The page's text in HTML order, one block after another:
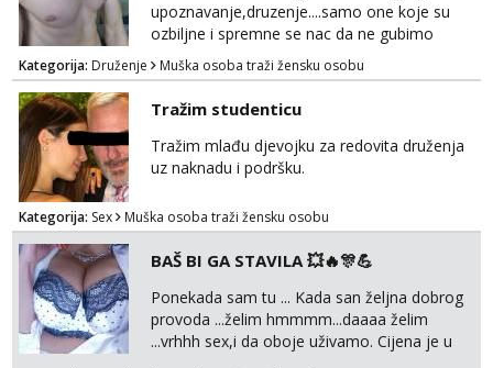
upoznavanje,druzenje....samo one koje su
ozbiljne i spremne se nac da ne gubimo
vrijeme!
Kategorija: Druženje Muška osoba traži žensku osobu
Tražim studenticu
Tražim mlađu djevojku za redovita druženja
uz naknadu i podršku.
Kategorija: Sex Muška osoba traži žensku osobu
BAŠ BI GA STAVILA 💥🔥🎊💪
Ponekada sam tu ... Kada san željna dobrog
provoda ...želim hmmmm...daaaa želim
...vrhhh sex,i da oboje uživamo. Cijena je u